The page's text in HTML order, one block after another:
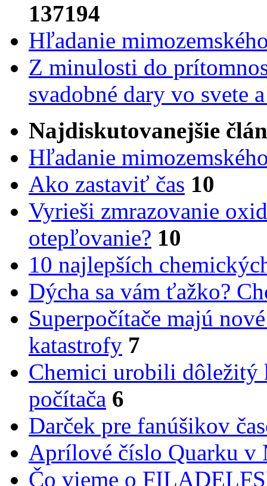
137194
Hľadanie
Z minulosti do
svadobné dary vo svete
Najdiskutovanejšie
Hľadanie
Ako zastaviť čas 10
Vyrieši zmrazovanie
otepľovanie? 10
10 najlepších
Dýcha sa vám ťažko?
Superpočítače majú
katastrofy 7
Chemici urobili dôležitý
počítača 6
Darček pre fanúšikov
Aprílové číslo Quarku v
Čo vieme o